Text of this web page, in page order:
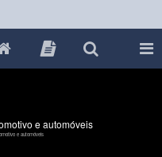
e automóveis
e automóveis